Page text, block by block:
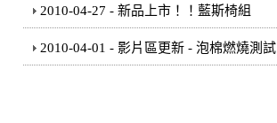
2010-04-27 - 新品上市！！藍斯椅組
2010-04-01 - 影片區更新 - 泡棉燃燒測試